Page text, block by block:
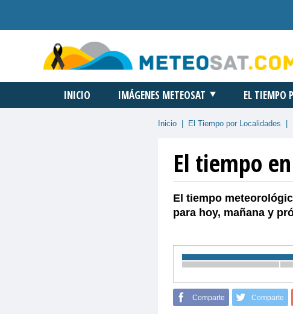
INICIO IMÁGENES METEOSAT EL TIEMPO
Inicio El Tiempo por Localidades
El tiempo
El tiempo
para hoy, mañana y
Comparte Comparte